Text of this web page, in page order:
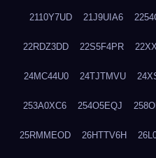
2110Y7UD 21J9UIA6
22RDZ3DD 22S5F4PR
24MC44U0 24TJTMVU
253A0XC6 254O5EQJ
25RMMEOD 26HTTV6H